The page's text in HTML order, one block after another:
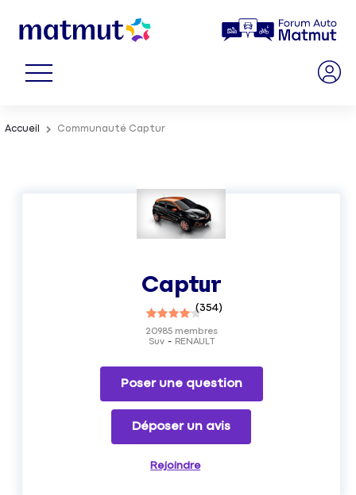
Accueil Communauté Captur
Captur
(354)
Suv RENAULT
20985membres
Poser une question
Déposer un avis
Rejoindre